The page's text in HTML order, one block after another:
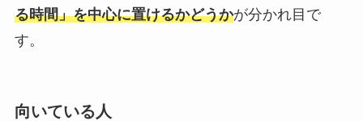
る時間」を中心に置けるかどうかが分かれ目で
す。
向いている人